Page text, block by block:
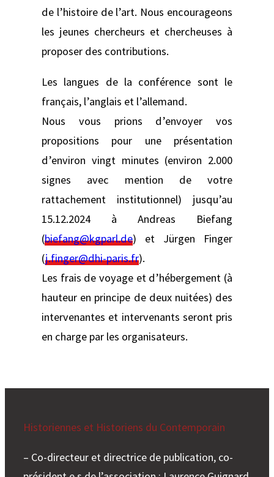
de l’histoire de l’art. Nous encourageons
les jeunes chercheurs et chercheuses à
proposer des contributions.
Les langues de la conférence sont le
français, l’anglais et l’allemand.
Nous vous prions d’envoyer vos
propositions pour une présentation
d’environ vingt minutes (environ 2.000
signes avec mention de votre
rattachement institutionnel) jusqu’au
15.12.2024 à Andreas Biefang
(biefang@kgparl.de) et Jürgen Finger
(j.finger@dhi-paris.fr).
Les frais de voyage et d’hébergement (à
hauteur en principe de deux nuitées) des
intervenantes et intervenants seront pris
en charge par les organisateurs.
Historiennes et Historiens du Contemporain
– Co-directeur et directrice de publication, co-